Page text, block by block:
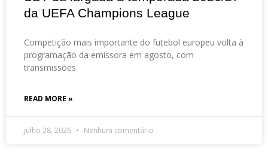
da UEFA Champions League
Competição mais importante do futebol europeu volta à
programação da emissora em agosto, com
transmissões
READ MORE »
julho 28, 2026 Nenhum comentário